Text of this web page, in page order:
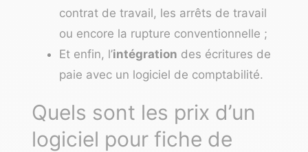
contrat de travail, les arrêts de travail
ou encore la rupture conventionnelle ;
Et enfin, l’intégration des écritures de
paie avec un logiciel de comptabilité.
Quels sont les prix d’un
logiciel pour fiche de